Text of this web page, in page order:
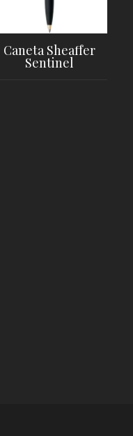
Caneta Sheaffer
Sentinel